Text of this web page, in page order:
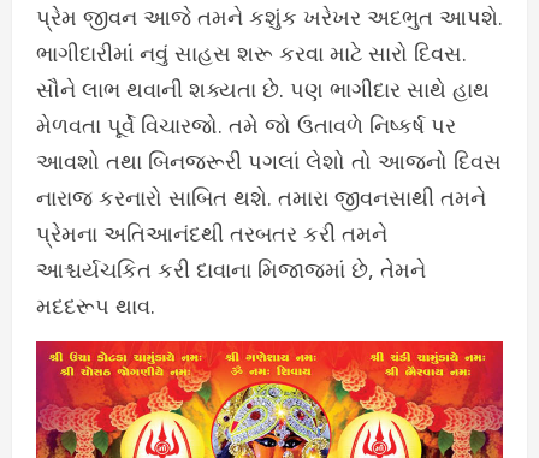
પ્રેમ જીવન આજે તમને કશુંક ખરેખર અદભુત આપશે.
ભાગીદારીમાં નવું સાહસ શરૂ કરવા માટે સારો દિવસ.
સૌને લાભ થવાની શક્યતા છે. પણ ભાગીદાર સાથે હાથ
મેળવતા પૂર્વે વિચારજો. તમે જો ઉતાવળે નિષ્કર્ષ પર
આવશો તથા બિનજરૂરી પગલાં લેશો તો આજનો દિવસ
નારાજ કરનારો સાબિત થશે. તમારા જીવનસાથી તમને
પ્રેમના અતિઆનંદથી તરબતર કરી તમને
આશ્ચર્યચકિત કરી દાવાના મિજાજમાં છે, તેમને
મદદરૂપ થાવ.